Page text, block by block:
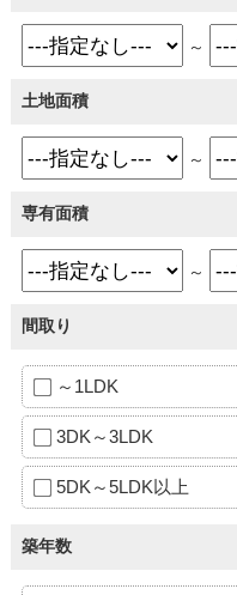
～
土地面積
～
専有面積
～
間取り
～1LDK
3DK～3LDK
5DK～5LDK以上
築年数